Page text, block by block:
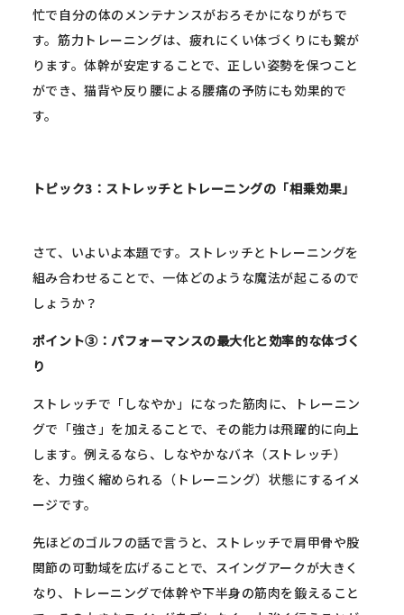
忙で自分の体のメンテナンスがおろそかになりがちで
す。筋力トレーニングは、疲れにくい体づくりにも繋が
ります。体幹が安定することで、正しい姿勢を保つこと
ができ、猫背や反り腰による腰痛の予防にも効果的で
す。
トピック3：ストレッチとトレーニングの「相乗効果」
さて、いよいよ本題です。ストレッチとトレーニングを
組み合わせることで、一体どのような魔法が起こるので
しょうか？
ポイント③：パフォーマンスの最大化と効率的な体づく
り
ストレッチで「しなやか」になった筋肉に、トレーニン
グで「強さ」を加えることで、その能力は飛躍的に向上
します。例えるなら、しなやかなバネ（ストレッチ）
を、力強く縮められる（トレーニング）状態にするイメ
ージです。
先ほどのゴルフの話で言うと、ストレッチで肩甲骨や股
関節の可動域を広げることで、スイングアークが大きく
なり、トレーニングで体幹や下半身の筋肉を鍛えること